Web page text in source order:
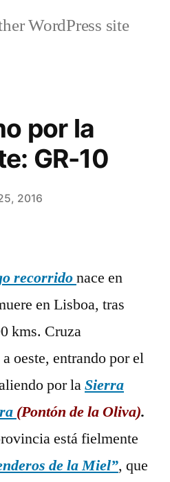
WordPress site
por la
GR-10
2016
recorridonace en
en Lisboa, tras
kms. Cruza
oeste, entrando por el
por laSierra
(Pontón de la Oliva).
está fielmente
de la Miel”, que